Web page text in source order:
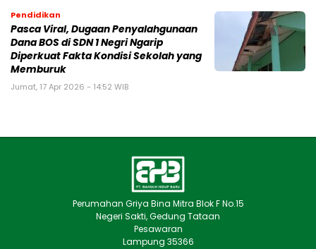
Pendidikan
Pasca Viral, Dugaan Penyalahgunaan
Dana BOS di SDN 1 Negri Ngarip
Diperkuat Fakta Kondisi Sekolah yang
Memburuk
Jumat, 17 Apr 2026 - 14:52 WIB
Perumahan Griya Bina Mitra Blok F No.15
Negeri Sakti, Gedung Tataan
Pesawaran
Lampung 35366